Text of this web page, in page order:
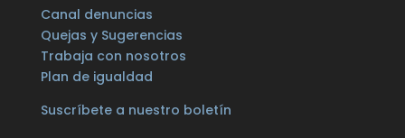
Canal denuncias
Quejas y Sugerencias
Trabaja con nosotros
Plan de igualdad
Suscríbete a nuestro boletín